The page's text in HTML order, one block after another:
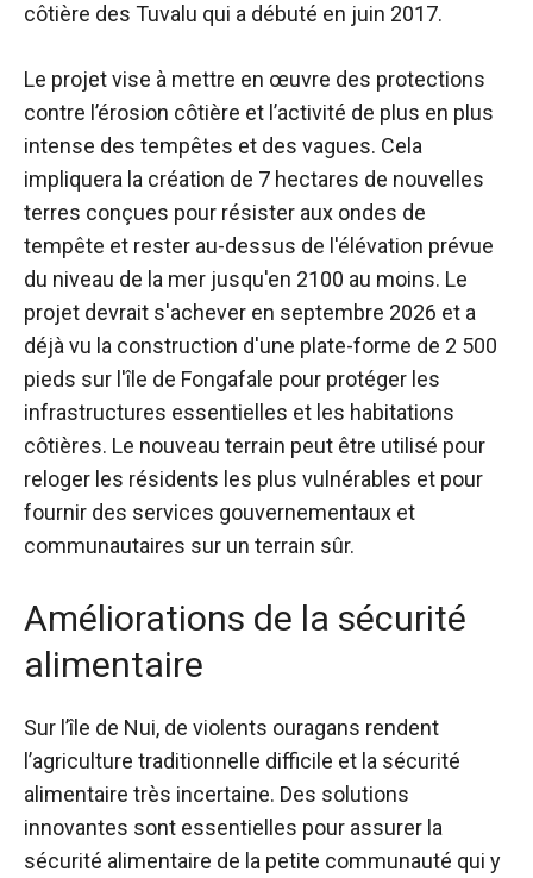
côtière des Tuvalu qui a débuté en juin 2017.
Le projet vise à mettre en œuvre des protections
contre l’érosion côtière et l’activité de plus en plus
intense des tempêtes et des vagues. Cela
impliquera la création de 7 hectares de nouvelles
terres conçues pour résister aux ondes de
tempête et rester au-dessus de l'élévation prévue
du niveau de la mer jusqu'en 2100 au moins. Le
projet devrait s'achever en septembre 2026 et a
déjà vu la construction d'une plate-forme de 2 500
pieds sur l'île de Fongafale pour protéger les
infrastructures essentielles et les habitations
côtières. Le nouveau terrain peut être utilisé pour
reloger les résidents les plus vulnérables et pour
fournir des services gouvernementaux et
communautaires sur un terrain sûr.
Améliorations de la sécurité
alimentaire
Sur l’île de Nui, de violents ouragans rendent
l’agriculture traditionnelle difficile et la sécurité
alimentaire très incertaine. Des solutions
innovantes sont essentielles pour assurer la
sécurité alimentaire de la petite communauté qui y